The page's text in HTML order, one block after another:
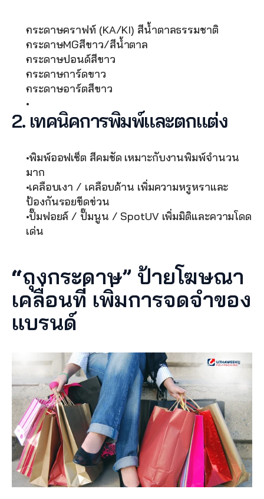
กระดาษคราฟท์ (KA/KI) สีน้ำตาลธรรมชาติ
กระดาษMGสีขาว/สีน้ำตาล
กระดาษปอนด์สีขาว
กระดาษการ์ดขาว
กระดาษอาร์ตสีขาว
2. เทคนิคการพิมพ์และตกแต่ง
พิมพ์ออฟเซ็ต สีคมชัด เหมาะกับงานพิมพ์จำนวน
มาก
เคลือบเงา / เคลือบด้าน เพิ่มความหรูหราและ
ป้องกันรอยขีดข่วน
ปั๊มฟอยล์ / ปั๊มนูน / SpotUV เพิ่มมิติและความโดด
เด่น
“ถุงกระดาษ” ป้ายโฆษณา
เคลื่อนที่ เพิ่มการจดจำของ
แบรนด์